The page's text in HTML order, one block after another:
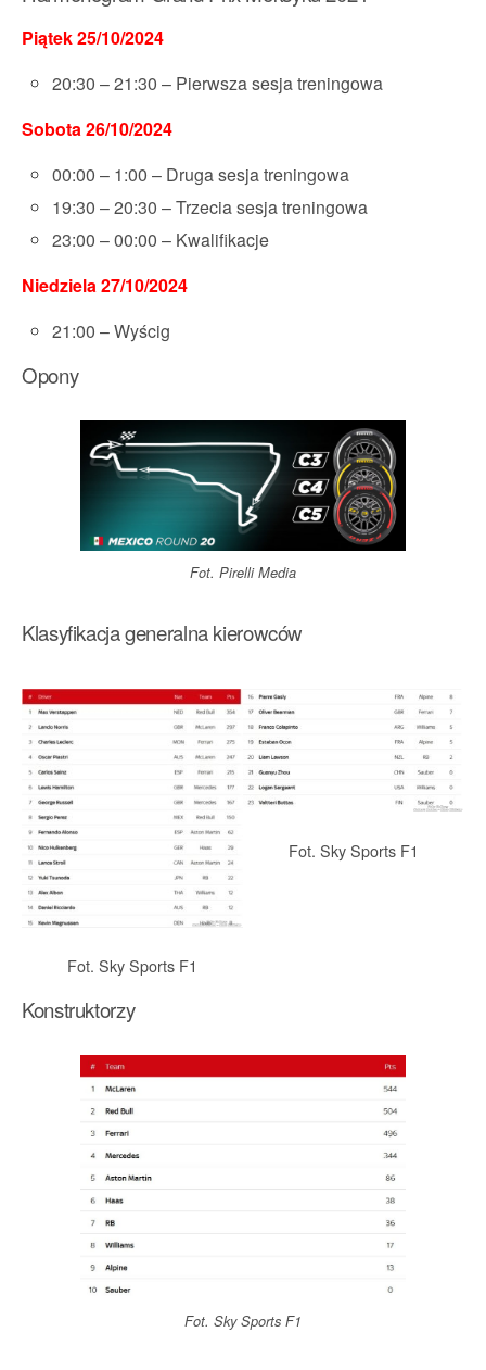
Piątek 25/10/2024
20:30 – 21:30 – Pierwsza sesja treningowa
Sobota 26/10/2024
00:00 – 1:00 – Druga sesja treningowa
19:30 – 20:30 – Trzecia sesja treningowa
23:00 – 00:00 – Kwalifikacje
Niedziela 27/10/2024
21:00 – Wyścig
Opony
Fot. Pirelli Media
Klasyfikacja generalna kierowców
Fot. Sky Sports F1
Fot. Sky Sports F1
Konstruktorzy
Fot. Sky Sports F1